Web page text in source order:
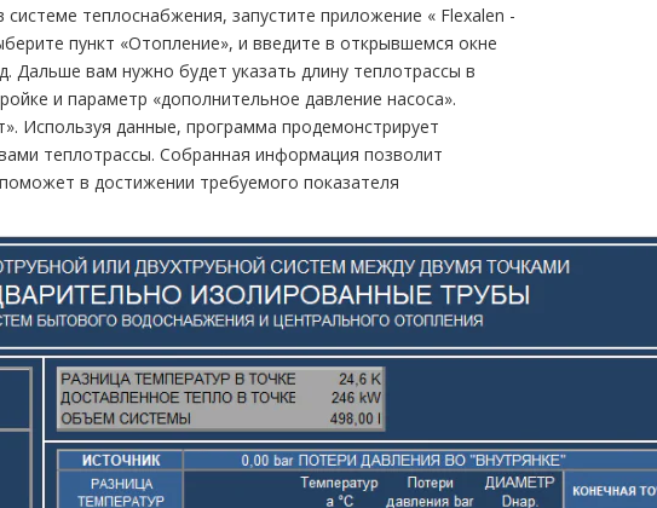
теплоснабжения, запустите приложение « Flехalеn -
пункт «Отопление», и введите в открывшемся окне
Дальше вам нужно будет указать длину теплотрассы в
и параметр «дополнительное давление насоса».
Используя данные, программа продемонстрирует
теплотрассы. Собранная информация позволит
в достижении требуемого показателя